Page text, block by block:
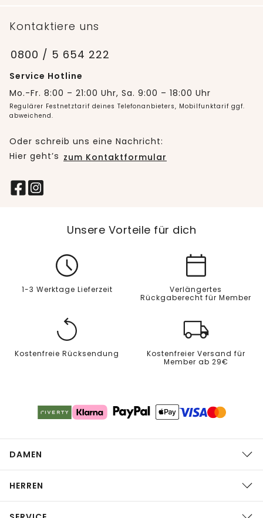
Kontaktiere uns
0800 / 5 654 222
Service Hotline
Mo.-Fr. 8:00 – 21:00 Uhr, Sa. 9:00 – 18:00 Uhr
Regulärer Festnetztarif deines Telefonanbieters, Mobilfunktarif ggf.
abweichend.
Oder schreib uns eine Nachricht:
Hier geht’s zum Kontaktformular
Unsere Vorteile für dich
1-3 Werktage Lieferzeit
Verlängertes
Rückgaberecht für Member
Kostenfreie Rücksendung
Kostenfreier Versand für
Member ab 29€
DAMEN
HERREN